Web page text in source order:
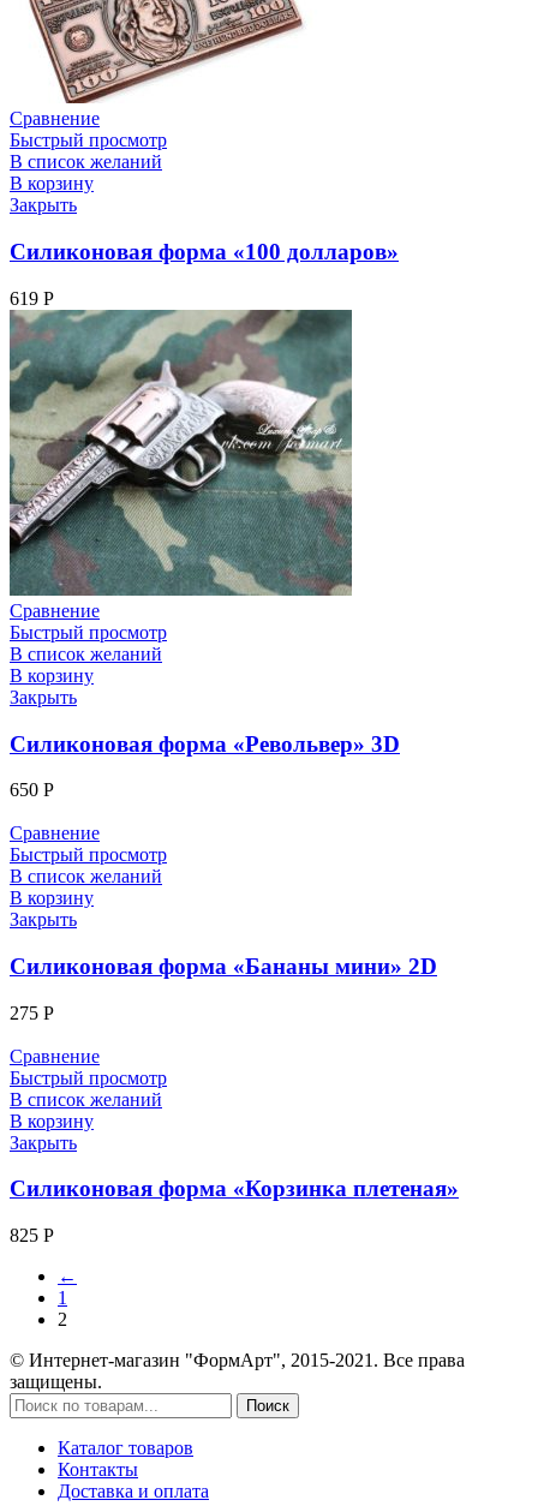
Сравнение
Быстрый просмотр
В список желаний
В корзину
Закрыть
Силиконовая форма «100 долларов»
619 Р
Сравнение
Быстрый просмотр
В список желаний
В корзину
Закрыть
Силиконовая форма «Револьвер» 3D
650 Р
Сравнение
Быстрый просмотр
В список желаний
В корзину
Закрыть
Силиконовая форма «Бананы мини» 2D
275 Р
Сравнение
Быстрый просмотр
В список желаний
В корзину
Закрыть
Силиконовая форма «Корзинка плетеная»
825 Р
←
1
2
© Интернет-магазин "ФормАрт", 2015-2021. Все права
защищены.
Поиск
Каталог товаров
Контакты
Доставка и оплата